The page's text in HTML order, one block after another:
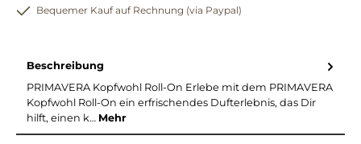
Bequemer Kauf auf Rechnung (via Paypal)
Beschreibung
PRIMAVERA Kopfwohl Roll-On Erlebe mit dem PRIMAVERA
Kopfwohl Roll-On ein erfrischendes Dufterlebnis, das Dir
hilft, einen k… Mehr